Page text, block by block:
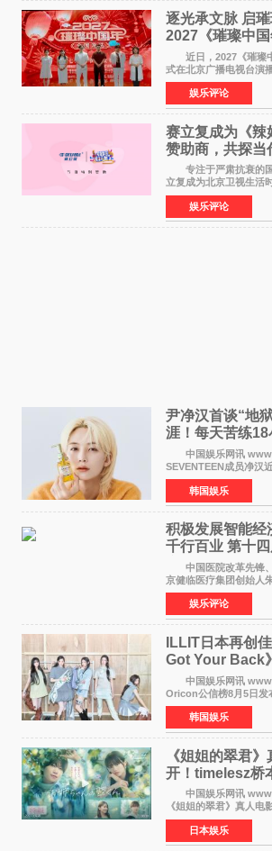
逐光承文脉 启璀
2027《璀璨中
作圆满启动
近日，2027《璀璨
式在北京广播电视台
华优秀传统文化，弘扬
格、高质感、正能量的
矢志不渝的初心
娱乐评论
赛立复成为《辣
赞助商，共探当
活力美
专注于严肃抗衰的国
立复成为北京卫视生活
的特别赞助商,明星辣妈
都市女性传递健康生活
家庭与自我之间
娱乐评论
尹净汉首谈“地
涯！每天苦练
靠成员撑过来
中国娱乐网讯 www yule
SEVENTEEN成员净汉
道前的残酷练习生经历
娱乐，引发广泛关注
TBS综艺节目《周
韩国娱乐
积极发展智能经
千行百业 第十
京盛大召开
中国医院改革先锋、
京健临医疗集团创始人
奖 2026年7月31日，
以重落地·真务实·强链
工智能+&rsquo
娱乐评论
ILLIT日本再创
Got Your Back
身纪录
中国娱乐网讯 www
Oricon公信榜8月5日发
ILLIT在日本发行的第二
Back》首周销量达到
期周单曲排行
韩国娱乐
《姐姐的翠君
开！timelesz桥
12月4日上映
中国娱乐网讯 www yule
《姐姐的翠君》真人电
timelesz成员桥本将生
担任电影主演，引发
苗翠（中岛瑠菜
日本娱乐